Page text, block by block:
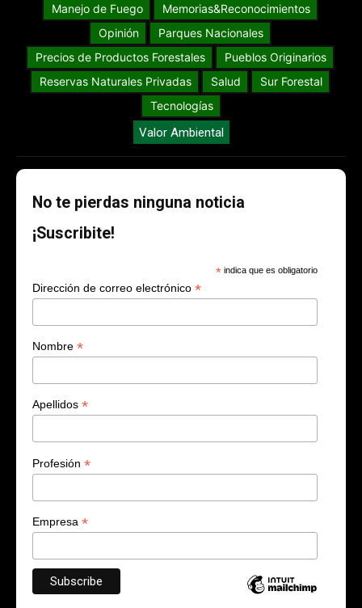
Manejo de Fuego
Memorias&Reconocimientos
Opinión
Parques Nacionales
Precios de Productos Forestales
Pueblos Originarios
Reservas Naturales Privadas
Salud
Sur Forestal
Tecnologías
Valor Ambiental
No te pierdas ninguna noticia
¡Suscribite!
* indica que es obligatorio
Dirección de correo electrónico *
Nombre *
Apellidos *
Profesión *
Empresa *